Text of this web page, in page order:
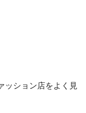
ッション店をよく見